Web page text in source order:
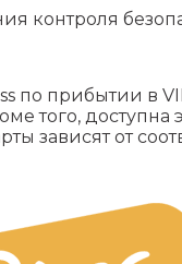
контроля
по прибытии в
того,
зависят от